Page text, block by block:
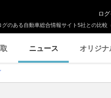
のある自動車総合情報サイト5社との比較
ロ
ニュース オリジナ